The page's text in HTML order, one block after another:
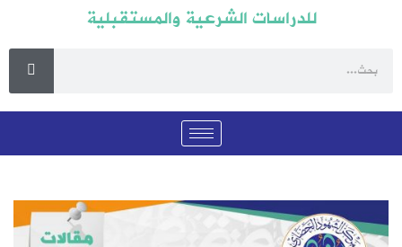
للدراسات الشرعية والمستقبلية